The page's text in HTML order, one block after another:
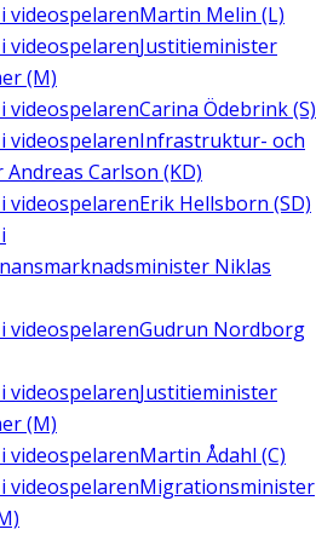
i videospelarenMartin Melin (L)
i videospelarenJustitieminister
(M)
i videospelarenCarina Ödebrink (S)
i videospelarenInfrastruktur- och
Carlson (KD)
i videospelarenErik Hellsborn (SD)
i
Niklas
i videospelarenGudrun Nordborg
i videospelarenJustitieminister
(M)
i videospelarenMartin Ådahl (C)
i videospelarenMigrationsminister